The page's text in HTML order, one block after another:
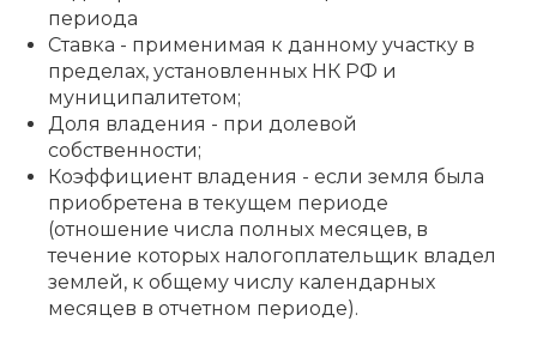
периода
Ставка - применимая к данному участку в
пределах, установленных НК РФ и
муниципалитетом;
Доля владения - при долевой
собственности;
Коэффициент владения - если земля была
приобретена в текущем периоде
(отношение числа полных месяцев, в
течение которых налогоплательщик владел
землей, к общему числу календарных
месяцев в отчетном периоде).